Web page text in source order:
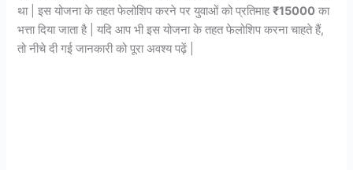
था | इस योजना के तहत फेलोशिप करने पर युवाओं को प्रतिमाह₹15000 का
भत्ता दिया जाता है | यदि आप भी इस योजना के तहत फेलोशिप करना चाहते हैं,
तो नीचे दी गई जानकारी को पूरा अवश्य पढ़ें |